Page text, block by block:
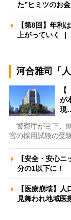
た”ヒミツのお
【第8回】年利
上がっていく
河合雅司「
が
現
警察庁が目下、
官の採用試験の受
【安全・安心
分の1以下に！
【医療崩壊】
見舞われ地域